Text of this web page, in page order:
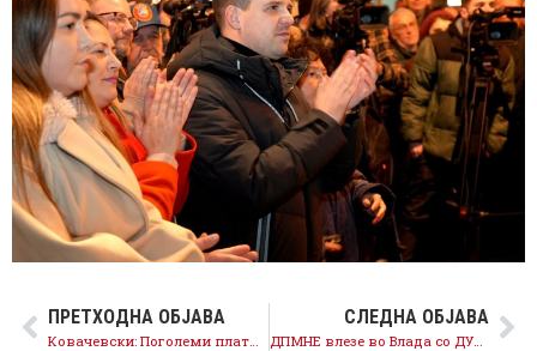
ПРЕТХОДНА ОБЈАВА СЛЕДНА ОБЈАВА
ДПМНЕ влезе во Влада со ДУИ, пишман аџија Мицкоски се загуби